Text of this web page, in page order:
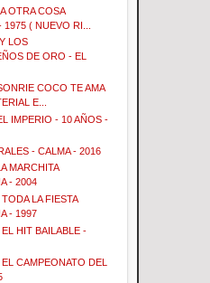
OTRA COSA
1975 ( NUEVO RI...
LOS
DE ORO - EL
COCO TE AMA
E...
IMPERIO - 10 AÑOS -
- CALMA - 2016
MARCHITA
- 2004
LA FIESTA
- 1997
HIT BAILABLE -
CAMPEONATO DEL